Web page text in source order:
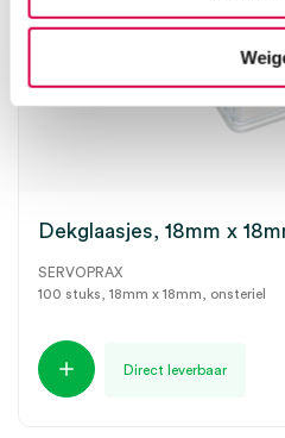
Dekglaasjes, 18mm x
SERVOPRAX
100 stuks, 18mm x 18mm, onsteriel
Direct leverbaar